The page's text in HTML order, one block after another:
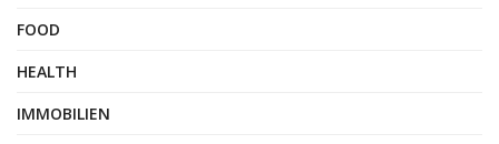
FOOD
HEALTH
IMMOBILIEN